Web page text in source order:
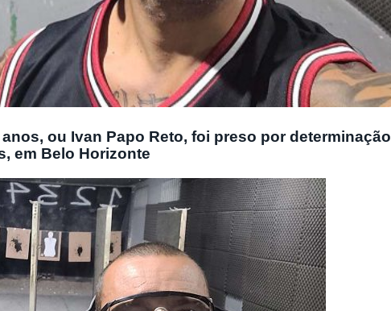
ou Ivan Papo Reto, foi preso por determinação
em Belo Horizonte